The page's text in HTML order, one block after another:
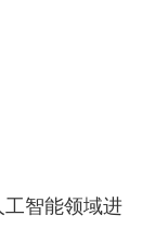
智能领域进